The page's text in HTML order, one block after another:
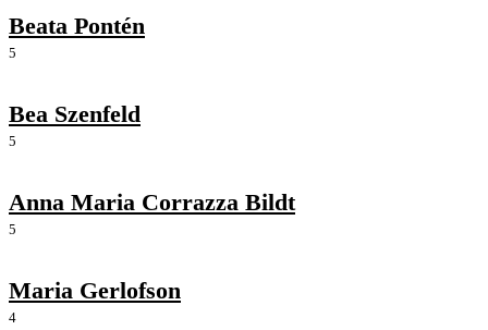
Beata Pontén
5
Bea Szenfeld
5
Anna Maria Corrazza Bildt
5
Maria Gerlofson
4